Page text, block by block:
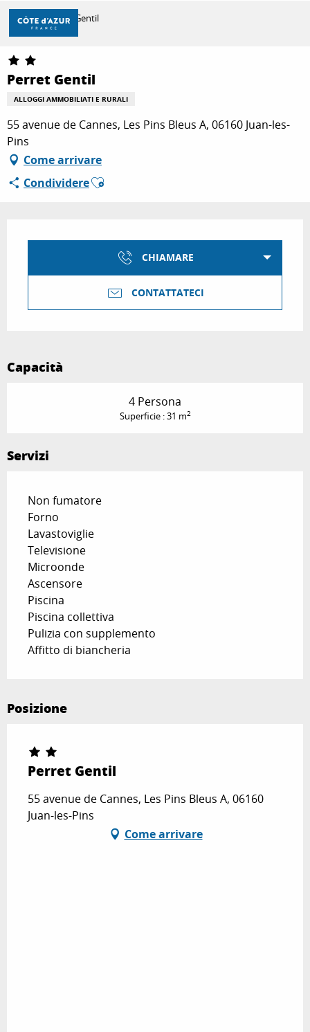
Aller
contenu
principal
SCOPRIRE
PER FARE
SOGGIORNO
Casa Perret Gentil
Perret Gentil
ALLOGGI AMMOBILIATI E RURALI
55 avenue de Cannes, Les Pins Bleus A, 06160 Juan-les-
Pins
Come arrivare
CondividereAjouter aux favoris
CHIAMARE
CONTATTATECI
Capacità
4 Persona
Superficie : 31 m2
Servizi
Non fumatore
Forno
Lavastoviglie
Televisione
Microonde
Ascensore
Piscina
Piscina collettiva
Pulizia con supplemento
Affitto di biancheria
Posizione
Perret Gentil
55 avenue de Cannes, Les Pins Bleus A, 06160
Juan-les-Pins
Come arrivare